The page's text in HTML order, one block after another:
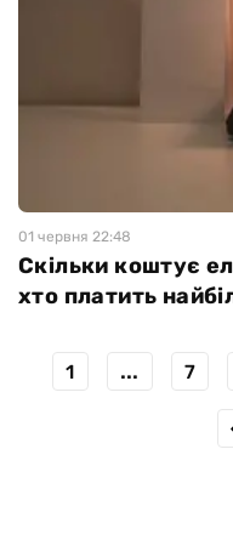
01 червня 22:48
Скільки коштує
хто платить
1 ... 7